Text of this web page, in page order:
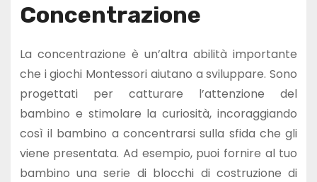
Concentrazione
La concentrazione è un’altra abilità importante
che i giochi Montessori aiutano a sviluppare. Sono
progettati per catturare l’attenzione del
bambino e stimolare la curiosità, incoraggiando
così il bambino a concentrarsi sulla sfida che gli
viene presentata. Ad esempio, puoi fornire al tuo
bambino una serie di blocchi di costruzione di